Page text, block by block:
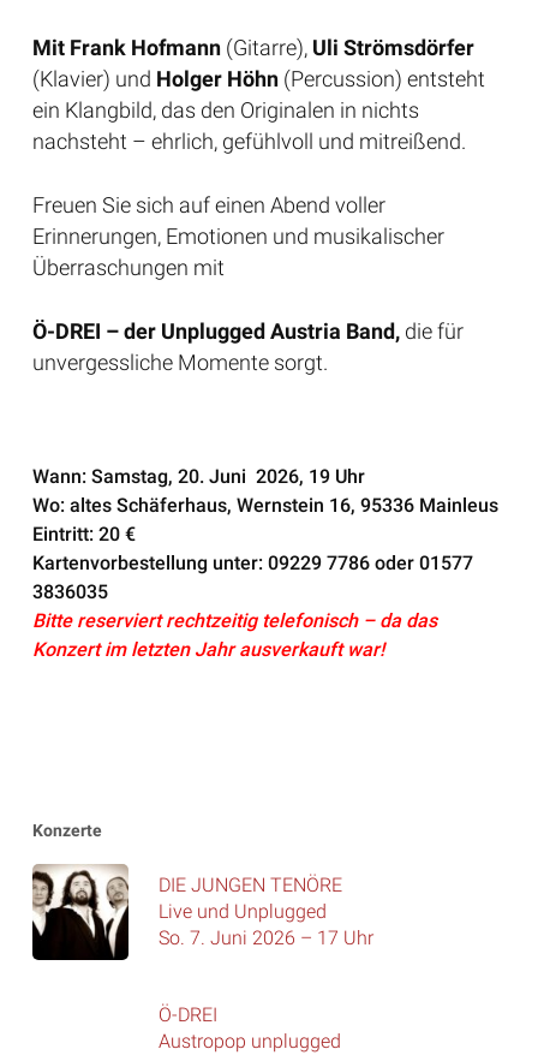
Mit Frank Hofmann(Gitarre), Uli Strömsdörfer
(Klavier) und Holger Höhn(Percussion) entsteht
ein Klangbild, das den Originalen in nichts
nachsteht – ehrlich, gefühlvoll und mitreißend.
Freuen Sie sich auf einen Abend voller
Erinnerungen, Emotionen und musikalischer
Überraschungen mit
Ö-DREI – der Unplugged Austria Band, die für
unvergessliche Momente sorgt.
Wann: Samstag, 20. Juni 2026, 19 Uhr
Wo: altes Schäferhaus, Wernstein 16, 95336 Mainleus
Eintritt: 20 €
Kartenvorbestellung unter: 09229 7786 oder 01577
3836035
Bitte reserviert rechtzeitig telefonisch – da das
Konzert im letzten Jahr ausverkauft war!
Konzerte
DIE JUNGEN TENÖRE
Live und Unplugged
So. 7. Juni 2026 – 17 Uhr
Ö-DREI
Austropop unplugged